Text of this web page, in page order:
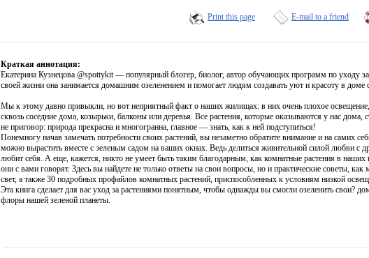
Print this page E-mail to a friend
Краткая аннотация:
Екатерина Кузнецова @spottykit — популярный блогер, биолог, автор обучающих программ по уходу
своей жизни она занимается домашним озеленением и помогает людям создавать уют и красоту в
Мы к этому давно привыкли, но вот неприятный факт о наших жилищах: в них очень плохое освещение,
сквозь соседние дома, козырьки, балконы или деревья. Все растения, которые оказываются у нас
не приговор: природа прекрасна и многогранна, главное — знать, как к ней подступиться!
Понемногу начав замечать потребности своих растений, вы незаметно обратите внимание и на
можно вырастить вместе с зеленым садом на ваших окнах. Ведь делиться живительной силой любви с
любит себя. А еще, кажется, никто не умеет быть таким благодарным, как комнатные растения в
они с вами говорят. Здесь вы найдете не только ответы на свои вопросы, но и практические советы,
свет, а также 30 подробных профайлов комнатных растений, приспособленных к условиям низкой
Эта книга сделает для вас уход за растениями понятным, чтобы однажды вы смогли озеленить свои?
флоры нашей зеленой планеты.